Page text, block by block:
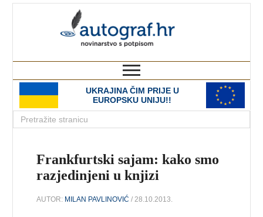
UKRAJINA ČIM PRIJE U
EUROPSKU UNIJU!!
Frankfurtski sajam: kako smo
razjedinjeni u knjizi
AUTOR: MILAN PAVLINOVIĆ / 28.10.2013.